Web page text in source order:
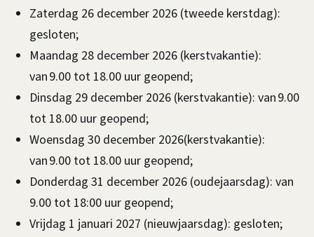
Zaterdag 26 december 2026 (tweede kerstdag):
gesloten;
Maandag 28 december 2026 (kerstvakantie):
van 9.00 tot 18.00 uur geopend;
Dinsdag 29 december 2026 (kerstvakantie): van 9.00
tot 18.00 uur geopend;
Woensdag 30 december 2026(kerstvakantie):
van 9.00 tot 18.00 uur geopend;
Donderdag 31 december 2026 (oudejaarsdag): van
9.00 tot 18:00 uur geopend;
Vrijdag 1 januari 2027 (nieuwjaarsdag): gesloten;